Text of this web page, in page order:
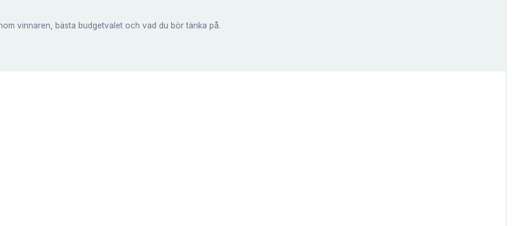
vinnaren, bästa budgetvalet och vad du bör tänka på.